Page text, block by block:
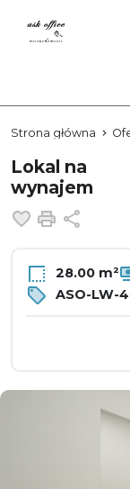
Strona główna
Lokal na
wynajem
Dodaj do
Drukuj
28.00 m²
ASO-LW-